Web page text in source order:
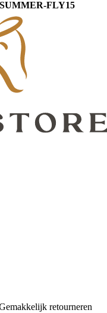
SUMMER-FLY15
retourneren